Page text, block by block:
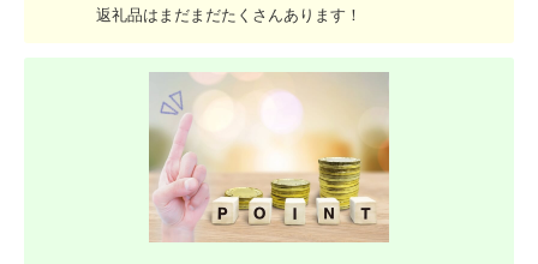
返礼品はまだまだたくさんあります！